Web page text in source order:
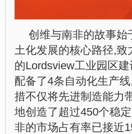
创维与南非的故事始
土化发展的核心路径,
的Lordsview工业园区
配备了4条自动化生产
措不仅将先进制造能力
地创造了超过450个稳
非的市场占有率已接近